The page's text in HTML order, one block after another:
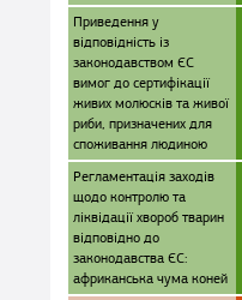
Приведення у
відповідність із
законодавством ЄС
вимог до сертифікації
живих молюсків та живої
риби, призначених для
споживання людиною
Регламентація заходів
щодо контролю та
ліквідації хвороб тварин
відповідно до
законодавства ЄС:
африканська чума коней